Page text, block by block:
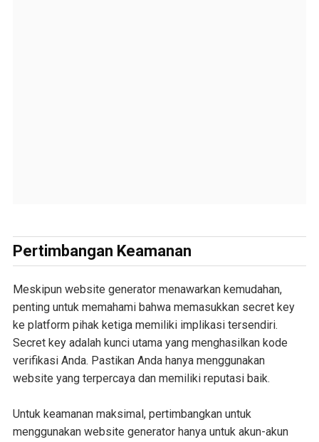
Pertimbangan Keamanan
Meskipun website generator menawarkan kemudahan,
penting untuk memahami bahwa memasukkan secret key
ke platform pihak ketiga memiliki implikasi tersendiri.
Secret key adalah kunci utama yang menghasilkan kode
verifikasi Anda. Pastikan Anda hanya menggunakan
website yang terpercaya dan memiliki reputasi baik.
Untuk keamanan maksimal, pertimbangkan untuk
menggunakan website generator hanya untuk akun-akun